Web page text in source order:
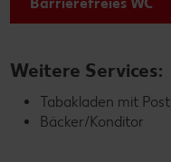
Weitere Services:
Tabakladen mit
Bäcker/Konditor